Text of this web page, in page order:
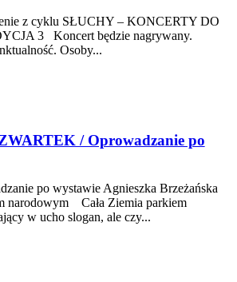
z cyklu SŁUCHY – KONCERTY DO
3 Koncert będzie nagrywany.
Osoby...
/ Oprowadzanie po
po wystawie Agnieszka Brzeżańska
narodowym Cała Ziemia parkiem
w ucho slogan, ale czy...